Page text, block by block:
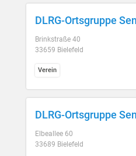
DLRG-Ortsgruppe
Brinkstraße 40
33659 Bielefeld
Verein
DLRG-Ortsgruppe
Elbeallee 60
33689 Bielefeld